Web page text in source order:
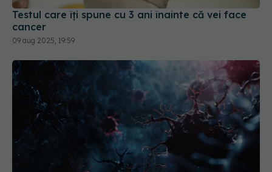
Testul care îți spune cu 3 ani înainte că vei face
cancer
09 aug 2025, 19:59